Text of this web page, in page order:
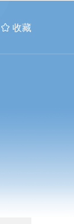
 收藏